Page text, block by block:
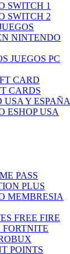
SWITCH 1
SWITCH 2
NINTENDO
JUEGOS PC
CARD
CARDS
USA Y ESPAÑA
ESHOP USA
PASS
PLUS
MEMBRESIA
FREE FIRE
FORTNITE
POINTS